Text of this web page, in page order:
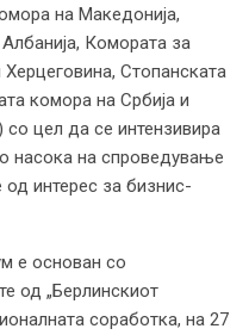
на Македонија,
Комората за
Стопанската
комора на Србија и
цел да се интензивира
насока на спроведување
интерес за бизнис-
е основан со
од „Берлинскиот
соработка, на 27